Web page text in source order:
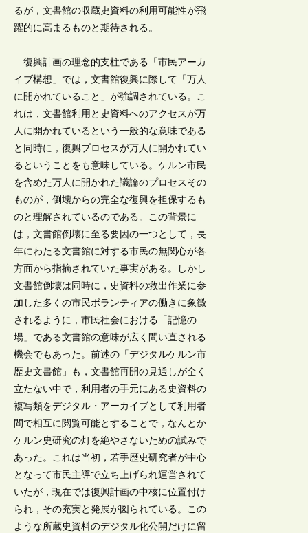
るが，文書館の収蔵史資料の利用可能性が飛
躍的に高まるものと期待される。
復興計画の理念的支柱である「市民アーカ
イブ構想」では，文書館復興に際して「万人
に開かれていること」が強調されている。こ
れは，文書館利用と史資料へのアクセスが万
人に開かれているという一般的な意味である
と同時に，復興プロセスが万人に開かれてい
るということをも意味している。ケルン市民
を含めた万人に開かれた議論のプロセスその
ものが，倒壊からの完全な復興を担保するも
のと理解されているのである。この背景に
は，文書館倒壊に至る要因の一つとして，長
年にわたる文書館に対する市民の無関心が各
方面から指摘されていた事実がある。しかし
文書館倒壊は同時に，史資料の救出作業に参
加した多くの市民ボランティアの働きに象徴
されるように，市民社会における「記憶の
場」である文書館の意味が広く問い直される
機会でもあった。前述の「デジタルケルン市
歴史文書館」も，文書館再開の見通しが全く
立たない中で，利用者の手元にある史資料の
複写類をデジタル・アーカイブとして利用者
間で相互に閲覧可能とすることで，なんとか
ケルン史研究の灯を絶やさないための試みで
あった。これは当初，若手歴史研究者が中心
となって市民主導で立ち上げられ運営されて
いたが，現在では復興計画の中核に位置付け
られ，その充実と発展が図られている。この
ような所蔵史資料のデジタル化公開だけに留